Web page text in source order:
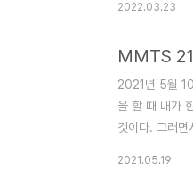
2022.03.23
MMTS 21
2021년 5월
을 할 때 내가
것이다. 그러
2021.05.19